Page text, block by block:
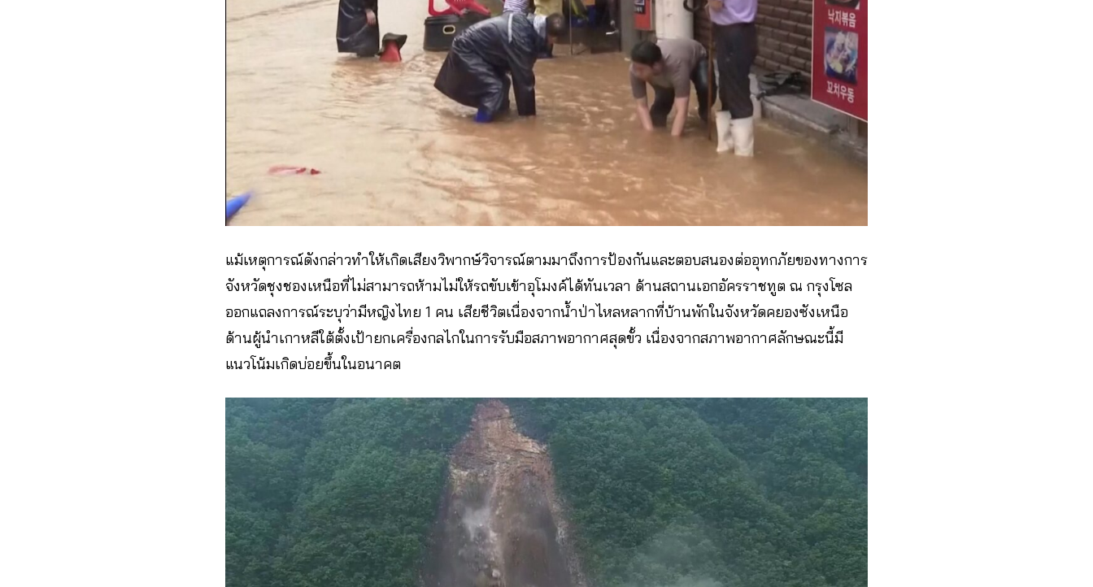
แม้เหตุการณ์ดังกล่าวทำให้เกิดเสียงวิพากษ์วิจารณ์ตามมาถึงการป้องกันและตอบสนองต่ออุทกภัยของทางการ
จังหวัดชุงชองเหนือที่ไม่สามารถห้ามไม่ให้รถขับเข้าอุโมงค์ได้ทันเวลา ด้านสถานเอกอัครราชทูต ณ กรุงโซล
ออกแถลงการณ์ระบุว่ามีหญิงไทย 1 คน เสียชีวิตเนื่องจากน้ำป่าไหลหลากที่บ้านพักในจังหวัดคยองซังเหนือ
ด้านผู้นำเกาหลีใต้ตั้งเป้ายกเครื่องกลไกในการรับมือสภาพอากาศสุดขั้ว เนื่องจากสภาพอากาศลักษณะนี้มี
แนวโน้มเกิดบ่อยขึ้นในอนาคต